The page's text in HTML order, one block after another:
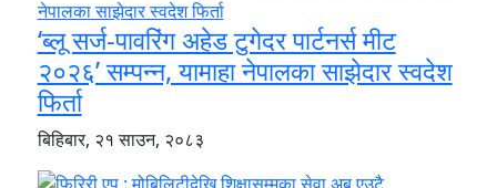
‘ब्लू सर्ज-पावरिंग अहेड टुगेदर पार्टनर्स मीट
२०२६’ सम्पन्न, यामाहा नेपालका साझेदार स्वदेश
फिर्ता
बिहिबार, २१ साउन, २०८३